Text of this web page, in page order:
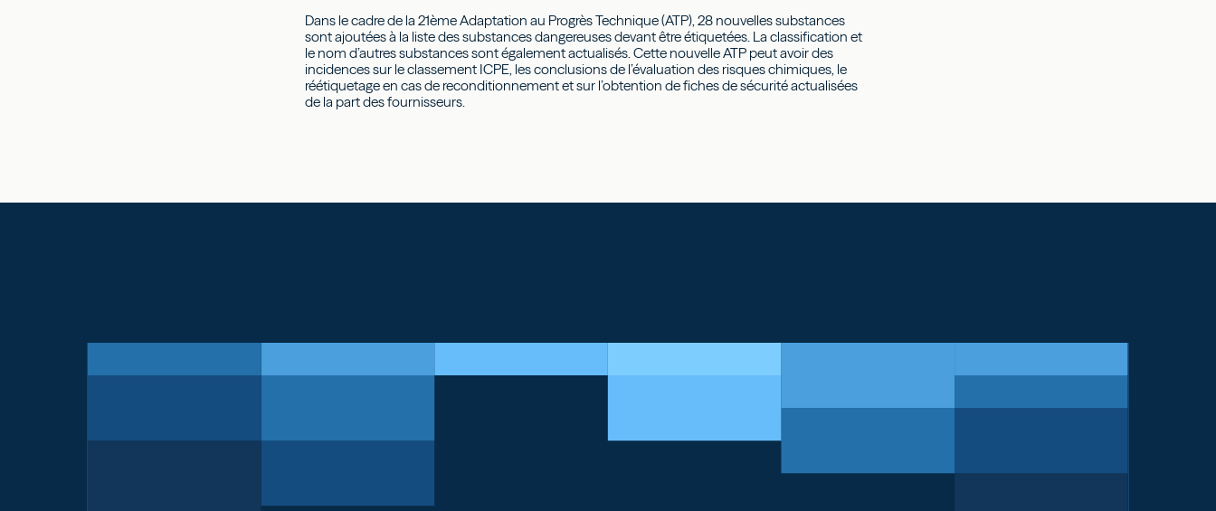
Dans le cadre de la 21ème Adaptation au Progrès Technique (ATP), 28 nouvelles substances
sont ajoutées à la liste des substances dangereuses devant être étiquetées. La classification et
le nom d’autres substances sont également actualisés. Cette nouvelle ATP peut avoir des
incidences sur le classement ICPE, les conclusions de l’évaluation des risques chimiques, le
réétiquetage en cas de reconditionnement et sur l’obtention de fiches de sécurité actualisées
de la part des fournisseurs.